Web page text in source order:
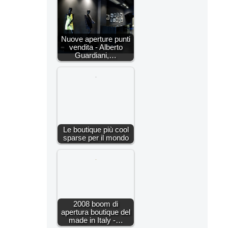
Nuove aperture punti
vendita - Alberto
Guardiani,…
Le boutique più cool
sparse per il mondo
2008 boom di
apertura boutique del
made in Italy -…